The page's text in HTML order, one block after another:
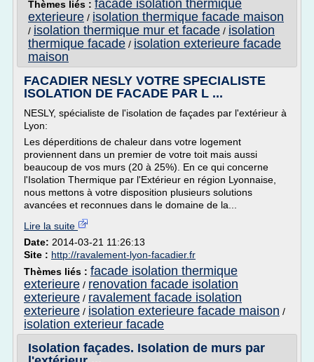
Thèmes liés : facade isolation thermique
exterieure / isolation thermique facade maison
/ isolation thermique mur et facade / isolation
thermique facade / isolation exterieure facade
maison
FACADIER NESLY VOTRE SPECIALISTE
ISOLATION DE FACADE PAR L ...
NESLY, spécialiste de l'isolation de façades par l'extérieur à
Lyon:
Les déperditions de chaleur dans votre logement
proviennent dans un premier de votre toit mais aussi
beaucoup de vos murs (20 à 25%). En ce qui concerne
l'Isolation Thermique par l'Extérieur en région Lyonnaise,
nous mettons à votre disposition plusieurs solutions
avancées et reconnues dans le domaine de la...
Lire la suite
Date: 2014-03-21 11:26:13
Site : http://ravalement-lyon-facadier.fr
Thèmes liés : facade isolation thermique
exterieure / renovation facade isolation
exterieure / ravalement facade isolation
exterieure / isolation exterieure facade maison /
isolation exterieur facade
Isolation façades. Isolation de murs par